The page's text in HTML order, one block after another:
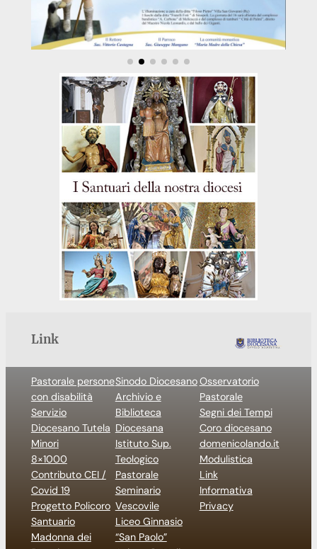
Link
Pastorale persone
con disabilità
Servizio
Diocesano Tutela
Minori
8×1000
Contributo CEI /
Covid 19
Progetto Policoro
Santuario
Madonna dei
Sinodo Diocesano
Archivio e
Biblioteca
Diocesana
Istituto Sup.
Teologico
Pastorale
Seminario
Vescovile
Liceo Ginnasio
“San Paolo”
Osservatorio
Pastorale
Segni dei Tempi
Coro diocesano
domenicolando.it
Modulistica
Link
Informativa
Privacy